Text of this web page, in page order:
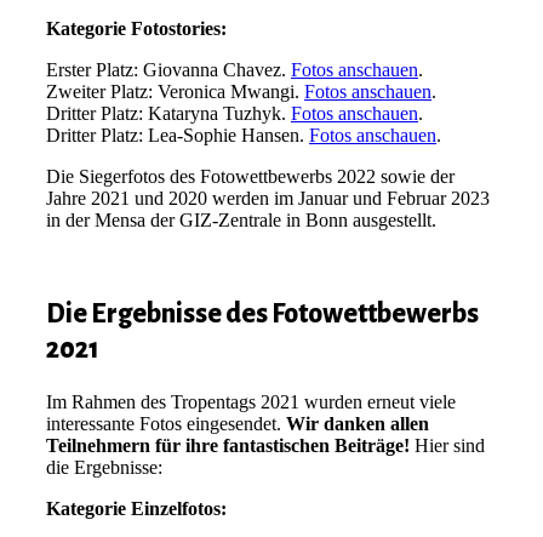
Kategorie Fotostories:
Erster Platz: Giovanna Chavez. Fotos anschauen.
Zweiter Platz: Veronica Mwangi. Fotos anschauen.
Dritter Platz: Kataryna Tuzhyk. Fotos anschauen.
Dritter Platz: Lea-Sophie Hansen. Fotos anschauen.
Die Siegerfotos des Fotowettbewerbs 2022 sowie der
Jahre 2021 und 2020 werden im Januar und Februar 2023
in der Mensa der GIZ-Zentrale in Bonn ausgestellt.
Die Ergebnisse des Fotowettbewerbs
2021
Im Rahmen des Tropentags 2021 wurden erneut viele
interessante Fotos eingesendet. Wir danken allen
Teilnehmern für ihre fantastischen Beiträge! Hier sind
die Ergebnisse:
Kategorie Einzelfotos: